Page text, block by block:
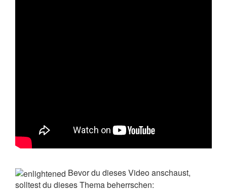
Bevor du dieses Video anschaust,
solltest du dieses Thema beherrschen: